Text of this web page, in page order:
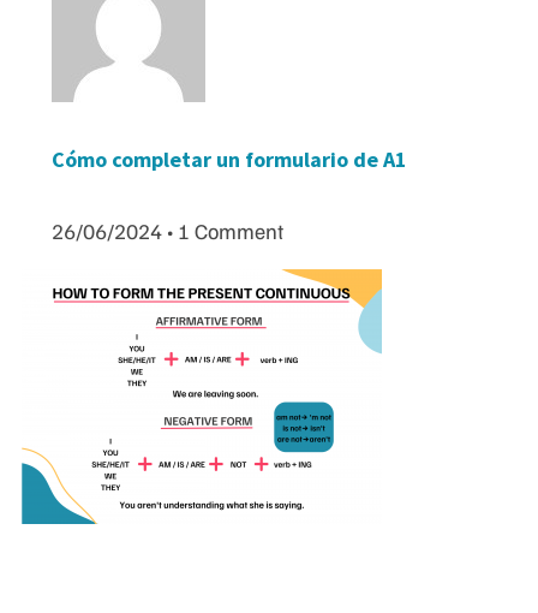
Cómo completar un formulario de A1
26/06/2024 1 Comment